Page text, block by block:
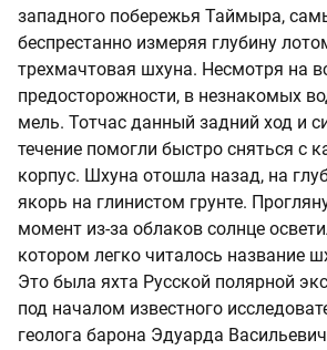
западного побережья Таймыра,
беспрестанно измеряя глубину
трехмачтовая шхуна. Несмотря на
предосторожности, в незнакомых
мель. Тотчас данный задний ход и
течение помогли быстро сняться с
корпус. Шхуна отошла назад, на
якорь на глинистом грунте.
момент из-за облаков солнце
котором легко читалось название
Это была яхта Русской полярной
под началом известного
геолога барона Эдуарда